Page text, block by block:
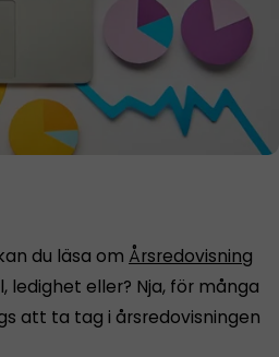
du läsa om Årsredovisning
ledighet eller? Nja, för många
att ta tag i årsredovisningen